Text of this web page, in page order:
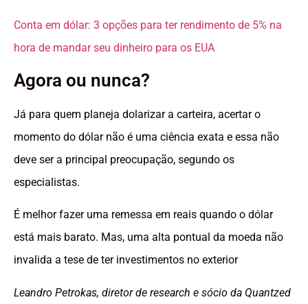
Conta em dólar: 3 opções para ter rendimento de 5% na
hora de mandar seu dinheiro para os EUA
Agora ou nunca?
Já para quem planeja dolarizar a carteira, acertar o
momento do dólar não é uma ciência exata e essa não
deve ser a principal preocupação, segundo os
especialistas.
É melhor fazer uma remessa em reais quando o dólar
está mais barato. Mas, uma alta pontual da moeda não
invalida a tese de ter investimentos no exterior
Leandro Petrokas, diretor de research e sócio da Quantzed